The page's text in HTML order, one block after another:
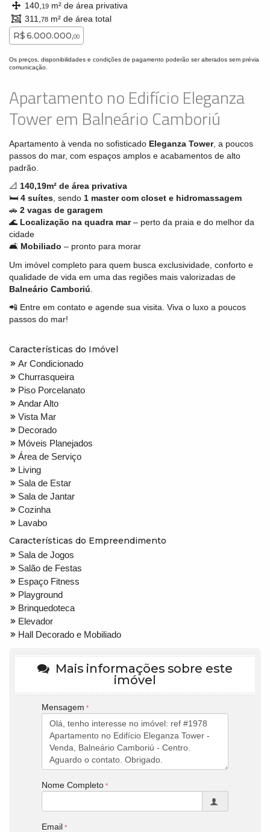
140, 19 m² de área privativa
311, 78 m² de área total
R$ 6.000.000,00
Os preços, disponibilidades e condições de pagamento poderão ser alterados sem prévia
comunicação.
Apartamento no Edifício Eleganza
Tower em Balneário Camboriú
Apartamento à venda no sofisticado Eleganza Tower, a poucos
passos do mar, com espaços amplos e acabamentos de alto
padrão.
📐 140,19m² de área privativa
🛏️ 4 suítes , sendo 1 master com closet e hidromassagem
🚗 2 vagas de garagem
🌊 Localização na quadra mar– perto da praia e do melhor da
cidade
🛋️ Mobiliado – pronto para morar
Um imóvel completo para quem busca exclusividade, conforto e
qualidade de vida em uma das regiões mais valorizadas de
Balneário Camboriú
📲 Entre em contato e agende sua visita. Viva o luxo a poucos
passos do mar!
Características do Imóvel
Ar Condicionado
Churrasqueira
Piso Porcelanato
Andar Alto
Vista Mar
Decorado
Móveis Planejados
Área de Serviço
Living
Sala de Estar
Sala de Jantar
Cozinha
Lavabo
Características do Empreendimento
Sala de Jogos
Salão de Festas
Espaço Fitness
Playground
Brinquedoteca
Elevador
Hall Decorado e Mobiliado
Mais informações sobre este
imóvel
Mensagem
Nome Completo
Email